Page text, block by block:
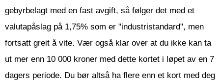
gebyrbelagt med en fast avgift, så følger det med et
valutapåslag på 1,75% som er "industristandard", men
fortsatt greit å vite. Vær også klar over at du ikke kan ta
ut mer enn 10 000 kroner med dette kortet i løpet av en 7
dagers periode. Du bør altså ha flere enn et kort med deg